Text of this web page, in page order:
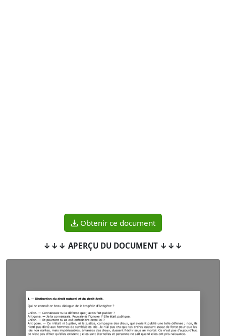
Obtenir ce document
↓↓↓ APERÇU DU DOCUMENT ↓↓↓